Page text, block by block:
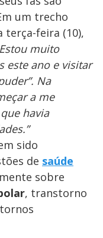
um trecho
terça-feira (10),
muito
este ano e visitar
Na
a me
havia
sido
de saúde
sobre
, transtorno